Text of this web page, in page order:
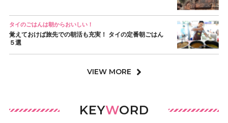
タイのごはんは朝からおいしい！
覚えておけば旅先での朝活も充実！ タイの定番朝ごはん
５選
VIEW MORE
KEYWORD